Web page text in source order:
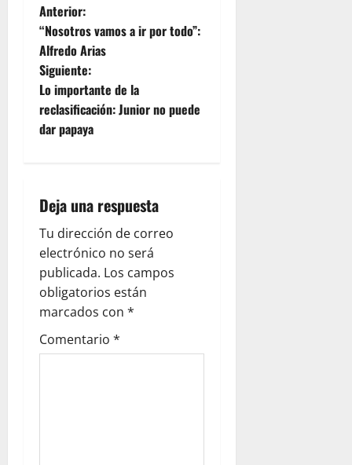
Anterior:
“Nosotros vamos a ir por todo”:
Alfredo Arias
Siguiente:
Lo importante de la
reclasificación: Junior no puede
dar papaya
Deja una respuesta
Tu dirección de correo
electrónico no será
publicada. Los campos
obligatorios están
marcados con *
Comentario *